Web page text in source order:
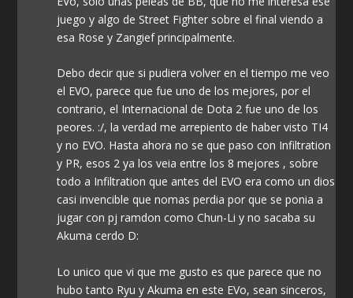
juego y algo de Street Fighter sobre el final viendo a
esa Rose y Zangief principalmente.
Debo decir que si pudiera volver en el tiempo me veo
el EVO, parece que fue uno de los mejores, por el
contrario, el Internacional de Dota 2 fue uno de los
peores. :/, la verdad me arrepiento de haber visto TI4
y no EVO. Hasta ahora no se que paso con Infiltration
y PR, esos 2 ya los veia entre los 8 mejores , sobre
todo a Infiltration que antes del EVO era como un dios
casi invencible que nomas perdia por que se ponia a
jugar con pj ramdon como Chun-Li y no sacaba su
Akuma cerdo D:
Lo unico que vi que me gusto es que parece que no
hubo tanto Ryu y Akuma en este EVo, sean sinceros,